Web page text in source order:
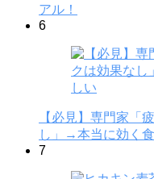
アル！
6
【必見】専門家「
し」→本当に効く
7